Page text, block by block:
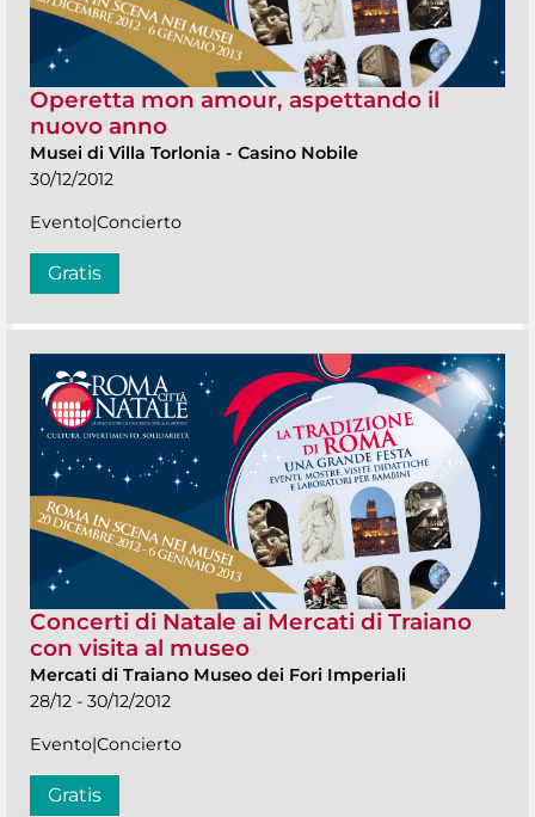
Operetta mon amour, aspettando il
nuovo anno
Musei di Villa Torlonia - Casino Nobile
30/12/2012
Evento|Concierto
Gratis
Concerti di Natale ai Mercati di Traiano
con visita al museo
Mercati di Traiano Museo dei Fori Imperiali
28/12 - 30/12/2012
Evento|Concierto
Gratis